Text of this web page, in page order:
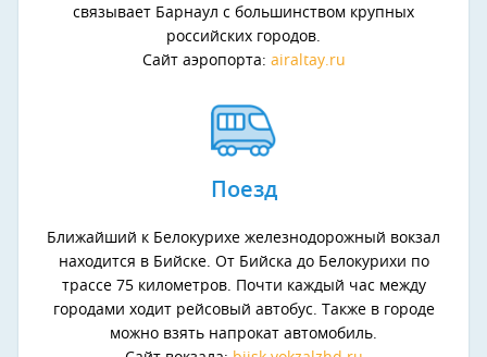
связывает Барнаул с большинством крупных
российских городов.
Сайт аэропорта: airaltay.ru
Поезд
Ближайший к Белокурихе железнодорожный вокзал
находится в Бийске. От Бийска до Белокурихи по
трассе 75 километров. Почти каждый час между
городами ходит рейсовый автобус. Также в городе
можно взять напрокат автомобиль.